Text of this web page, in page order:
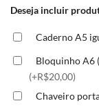
Deseja incluir
Caderno A5
Bloquinho A6
(+R$20,00)
Chaveiro